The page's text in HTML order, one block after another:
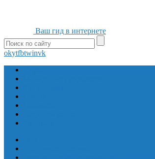
Ваш гид в интернете
okytfbtwinvk